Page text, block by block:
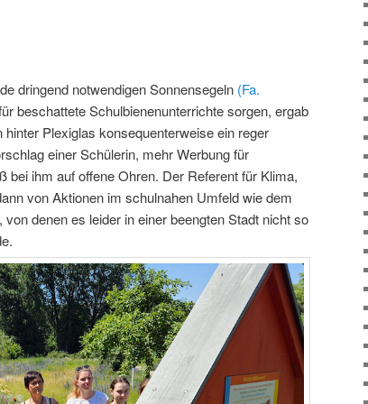
dringend notwendigen Sonnensegeln (Fa.
beschattete Schulbienenunterrichte sorgen, ergab
Plexiglas konsequenterweise ein reger
einer Schülerin, mehr Werbung für
bei ihm auf offene Ohren. Der Referent für Klima,
von Aktionen im schulnahen Umfeld wie dem
denen es leider in einer beengten Stadt nicht so